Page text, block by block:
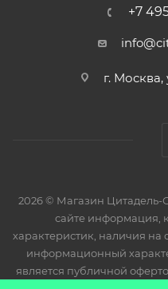
+7
г. Москва,
2026 © Магазин Цитадель-
сайте информация,
характеристик, наличия на
информационный
является публичной